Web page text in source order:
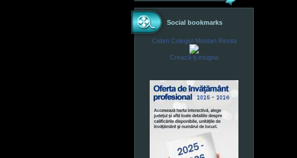
Social bookmarks
Cebm Colegiul Montan Resita
Crează-ţi insigna